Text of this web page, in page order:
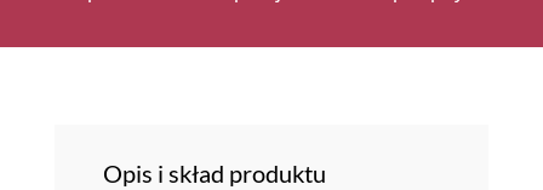
Opis i skład produktu